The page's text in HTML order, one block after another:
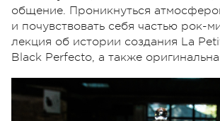
общение. Проникнуться
и почувствовать себя частью рок-
лекция об истории создания La
Black Perfecto, а также